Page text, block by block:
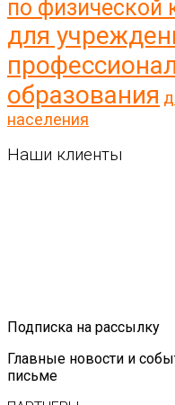
по физической
для
образования
населения
Наши клиенты
Подписка на рассылку
Главные новости и
письме